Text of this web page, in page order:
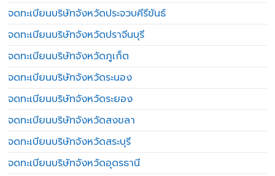
จดทะเบียนบริษัทจังหวัดประจวบคีรีขันธ์
จดทะเบียนบริษัทจังหวัดปราจีนบุรี
จดทะเบียนบริษัทจังหวัดภูเก็ต
จดทะเบียนบริษัทจังหวัดระนอง
จดทะเบียนบริษัทจังหวัดระยอง
จดทะเบียนบริษัทจังหวัดสงขลา
จดทะเบียนบริษัทจังหวัดสระบุรี
จดทะเบียนบริษัทจังหวัดอุดรธานี